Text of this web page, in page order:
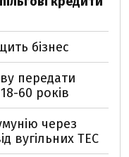
бізнес
передати
60 років
через
вугільних ТЕС